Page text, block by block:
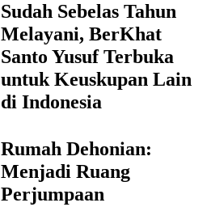
Sudah Sebelas Tahun
Melayani, BerKhat
Santo Yusuf Terbuka
untuk Keuskupan Lain
di Indonesia
Rumah Dehonian:
Menjadi Ruang
Perjumpaan